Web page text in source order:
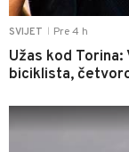
SVIJET Pre 4 h
Užas kod Torina:
biciklista,